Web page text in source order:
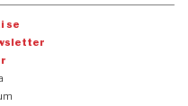
se